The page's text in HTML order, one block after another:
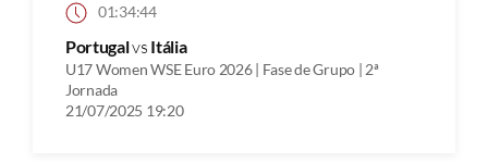
01:34:44
Portugalvs Itália
U17 Women WSE Euro 2026 | Fase de Grupo | 2ª
Jornada
21/07/2025 19:20